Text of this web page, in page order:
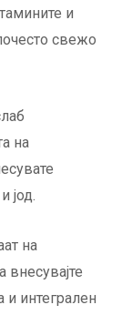
и
свежо
на
јод.
на
внесувајте
и интегрален